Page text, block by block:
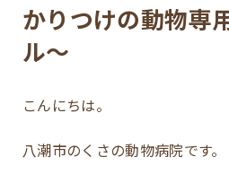
かりつけの動物専
ル～
こんにちは。
八潮市のくさの動物病院です。